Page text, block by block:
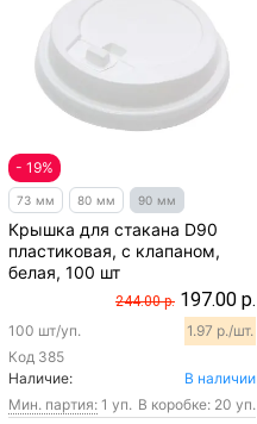
- 19%
73 мм 80 мм 90 мм
Крышка для стакана D90
пластиковая, с клапаном,
белая, 100 шт
244.00 р. 197.00 р.
Код 385
100 шт/уп. 1.97 р./шт.
Наличие:
В наличии
Мин. партия: 1 уп. В коробке: 20 уп.